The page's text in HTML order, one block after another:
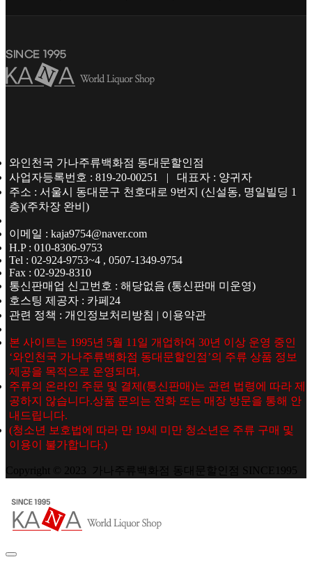
와인천국 가나주류백화점 동대문할인점
사업자등록번호 : 819-20-00251 | 대표자 : 양귀자
주소 : 서울시 동대문구 천호대로 9번지 (신설동, 명일빌딩 1
층)(주차장 완비)
이메일 : kaja9754@naver.com
H.P : 010-8306-9753
Tel : 02-924-9753~4 , 0507-1349-9754
Fax : 02-929-8310
통신판매업 신고번호 : 해당없음 (통신판매 미운영)
호스팅 제공자 : 카페24
관련 정책 : 개인정보처리방침 | 이용약관
본 사이트는 1995년 5월 11일 개업하여 30년 이상 운영 중인
‘와인천국 가나주류백화점 동대문할인점’의 주류 상품 정보
제공을 목적으로 운영되며,
주류의 온라인 주문 및 결제(통신판매)는 관련 법령에 따라 제
공하지 않습니다.상품 문의는 전화 또는 매장 방문을 통해 안
내드립니다.
(청소년 보호법에 따라 만 19세 미만 청소년은 주류 구매 및
이용이 불가합니다.)
Copyright © 2023 가나주류백화점 동대문할인점 SINCE1995